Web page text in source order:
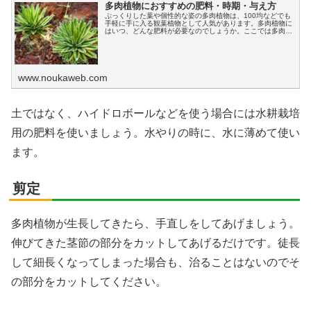
多肉植物におすすめの肥料・時期・与え方
ぷっくりした葉や個性的な姿の多肉植物は、100均などでも
手軽に手に入る観葉植物として人気があります。多肉植物に
はいつ、どんな肥料が必要なのでしょうか。ここでは多肉植
www.noukaweb.com
土ではなく、ハイドロボールなどを使う場合には水耕栽培
用の肥料を使いましょう。水やりの時に、水に薄めて使い
ます。
剪定
多肉植物が生長してきたら、手直しをしてあげましょう。
伸びてきた茎節の部分をカットしてあげるだけです。徒長
して細長くなってしまった場合も、治ることはないのでそ
の部分をカットしてください。